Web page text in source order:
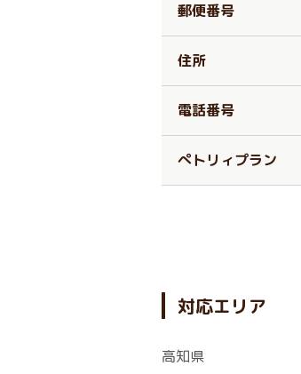
郵便番号
住所
電話番号
ぺトリィプラン
対応エリア
高知県